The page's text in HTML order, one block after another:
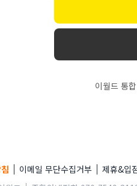
이월드 통
이메일 무단수집거부
제휴&입